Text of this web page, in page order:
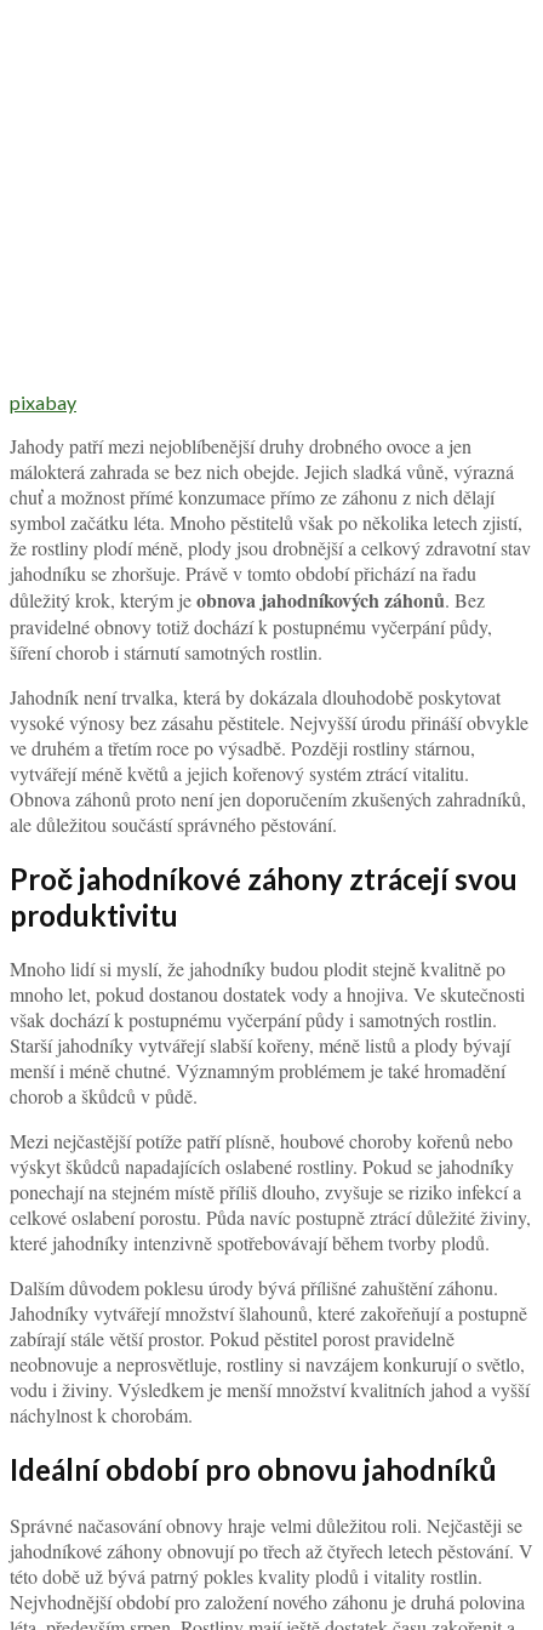
pixabay
Jahody patří mezi nejoblíbenější druhy drobného ovoce a jen
málokterá zahrada se bez nich obejde. Jejich sladká vůně, výrazná
chuť a možnost přímé konzumace přímo ze záhonu z nich dělají
symbol začátku léta. Mnoho pěstitelů však po několika letech zjistí,
že rostliny plodí méně, plody jsou drobnější a celkový zdravotní stav
jahodníku se zhoršuje. Právě v tomto období přichází na řadu
důležitý krok, kterým jeobnova jahodníkových záhonů. Bez
pravidelné obnovy totiž dochází k postupnému vyčerpání půdy,
šíření chorob i stárnutí samotných rostlin.
Jahodník není trvalka, která by dokázala dlouhodobě poskytovat
vysoké výnosy bez zásahu pěstitele. Nejvyšší úrodu přináší obvykle
ve druhém a třetím roce po výsadbě. Později rostliny stárnou,
vytvářejí méně květů a jejich kořenový systém ztrácí vitalitu.
Obnova záhonů proto není jen doporučením zkušených zahradníků,
ale důležitou součástí správného pěstování.
Proč jahodníkové záhony ztrácejí svou
produktivitu
Mnoho lidí si myslí, že jahodníky budou plodit stejně kvalitně po
mnoho let, pokud dostanou dostatek vody a hnojiva. Ve skutečnosti
však dochází k postupnému vyčerpání půdy i samotných rostlin.
Starší jahodníky vytvářejí slabší kořeny, méně listů a plody bývají
menší i méně chutné. Významným problémem je také hromadění
chorob a škůdců v půdě.
Mezi nejčastější potíže patří plísně, houbové choroby kořenů nebo
výskyt škůdců napadajících oslabené rostliny. Pokud se jahodníky
ponechají na stejném místě příliš dlouho, zvyšuje se riziko infekcí a
celkové oslabení porostu. Půda navíc postupně ztrácí důležité živiny,
které jahodníky intenzivně spotřebovávají během tvorby plodů.
Dalším důvodem poklesu úrody bývá přílišné zahuštění záhonu.
Jahodníky vytvářejí množství šlahounů, které zakořeňují a postupně
zabírají stále větší prostor. Pokud pěstitel porost pravidelně
neobnovuje a neprosvětluje, rostliny si navzájem konkurují o světlo,
vodu i živiny. Výsledkem je menší množství kvalitních jahod a vyšší
náchylnost k chorobám.
Ideální období pro obnovu jahodníků
Správné načasování obnovy hraje velmi důležitou roli. Nejčastěji se
jahodníkové záhony obnovují po třech až čtyřech letech pěstování. V
této době už bývá patrný pokles kvality plodů i vitality rostlin.
Nejvhodnější období pro založení nového záhonu je druhá polovina